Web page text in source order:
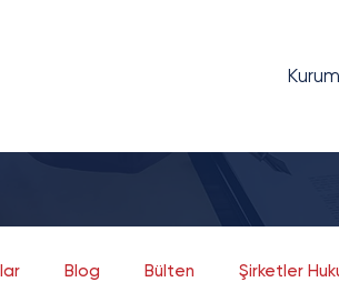
Blog Bülten Şirketler